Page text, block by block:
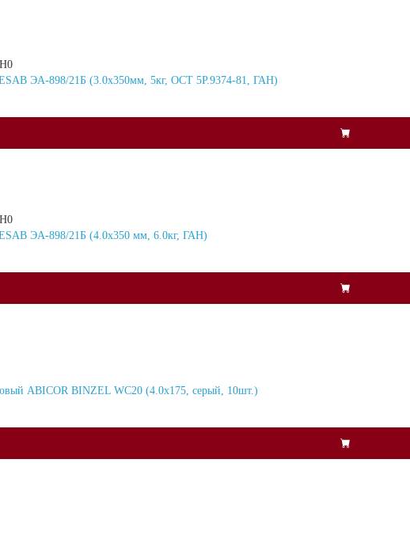
ЭА-898/21Б (3.0x350мм, 5кг, ОСТ 5Р.9374-81, ГАН)
ЭА-898/21Б (4.0х350 мм, 6.0кг, ГАН)
ABICOR BINZEL WC20 (4.0х175, серый, 10шт.)